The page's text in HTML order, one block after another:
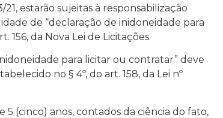
estarão sujeitas à responsabilização
de “declaração de inidoneidade para
156, da Nova Lei de Licitações.
para licitar ou contratar” deve
no § 4º, do art. 158, da Lei nº
5 (cinco) anos, contados da ciência do fato,